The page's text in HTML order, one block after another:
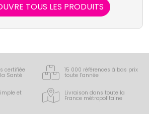
TOUS LES PRODUITS
certifiée
Santé
15 000 références à bas prix
toute l’année
et Livraison dans toute la
France métropolitaine